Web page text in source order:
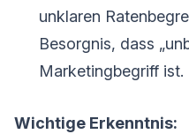
unklaren
Besorgnis, dass
Marketingbegriff ist.
Wichtige Erkenntnis: